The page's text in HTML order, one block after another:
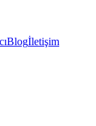
Blogİletişim